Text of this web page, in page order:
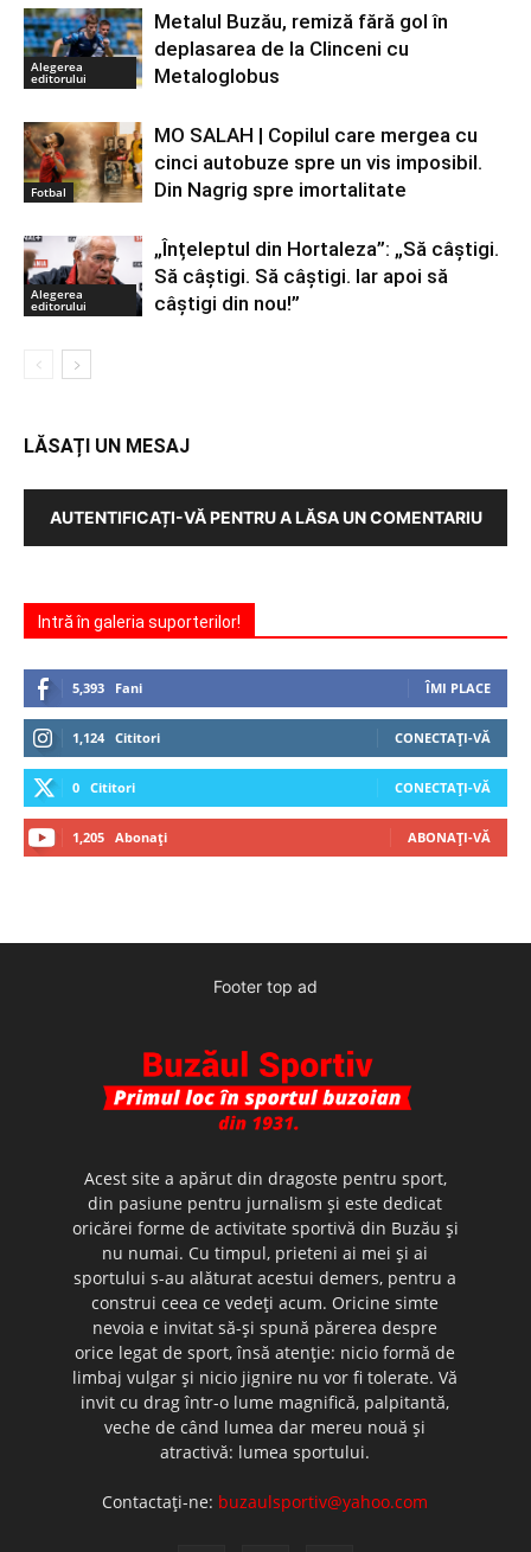
Alegerea
editorului
Metalul Buzău, remiză fără gol în
deplasarea de la Clinceni cu
Metaloglobus
Fotbal
MO SALAH | Copilul care mergea cu
cinci autobuze spre un vis imposibil.
Din Nagrig spre imortalitate
Alegerea
editorului
„Înțeleptul din Hortaleza”: „Să câștigi.
Să câștigi. Să câștigi. Iar apoi să
câștigi din nou!”
LĂSAȚI UN MESAJ
AUTENTIFICAȚI-VĂ PENTRU A LĂSA UN COMENTARIU
Intră în galeria suporterilor!
5,393 Fani ÎMI PLACE
1,124 Cititori CONECTAȚI-VĂ
0 Cititori CONECTAȚI-VĂ
1,205 Abonați ABONAȚI-VĂ
Footer top ad
Acest site a apărut din dragoste pentru sport,
din pasiune pentru jurnalism şi este dedicat
oricărei forme de activitate sportivă din Buzău şi
nu numai. Cu timpul, prieteni ai mei şi ai
sportului s-au alăturat acestui demers, pentru a
construi ceea ce vedeţi acum. Oricine simte
nevoia e invitat să-şi spună părerea despre
orice legat de sport, însă atenţie: nicio formă de
limbaj vulgar şi nicio jignire nu vor fi tolerate. Vă
invit cu drag într-o lume magnifică, palpitantă,
veche de când lumea dar mereu nouă şi
atractivă: lumea sportului.
Contactați-ne: buzaulsportiv@yahoo.com